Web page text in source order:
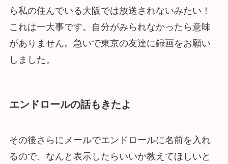
ら私の住んでいる大阪では放送されないみたい！
これは一大事です。自分がみられなかったら意味
がありません。急いで東京の友達に録画をお願い
しました。
エンドロールの話もきたよ
その後さらにメールでエンドロールに名前を入れ
るので、なんと表示したらいいか教えてほしいと